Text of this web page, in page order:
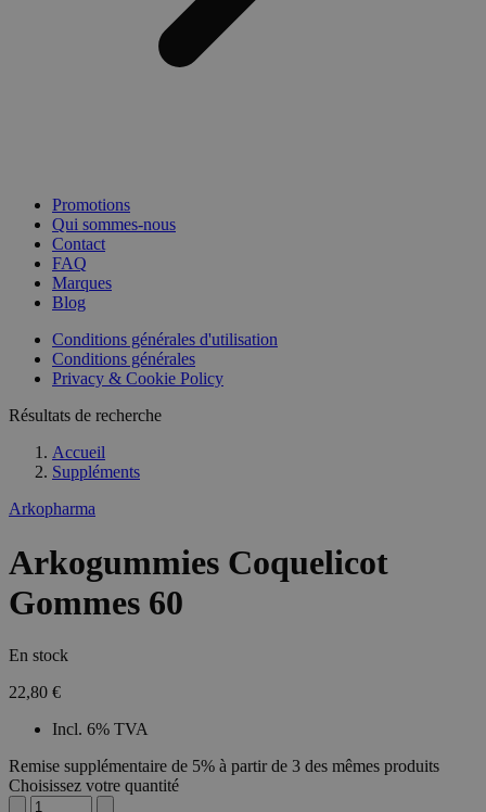
Promotions
Qui sommes-nous
Contact
FAQ
Marques
Blog
Conditions générales d'utilisation
Conditions générales
Privacy & Cookie Policy
Résultats de recherche
Accueil
Suppléments
Arkopharma
Arkogummies Coquelicot
Gommes 60
En stock
22,80 €
Incl. 6% TVA
Remise supplémentaire de 5% à partir de 3 des mêmes produits
Choisissez votre quantité